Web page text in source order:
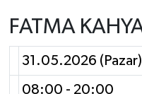
FATMA
31.05.2026 (Pazar)
08:00 - 20:00